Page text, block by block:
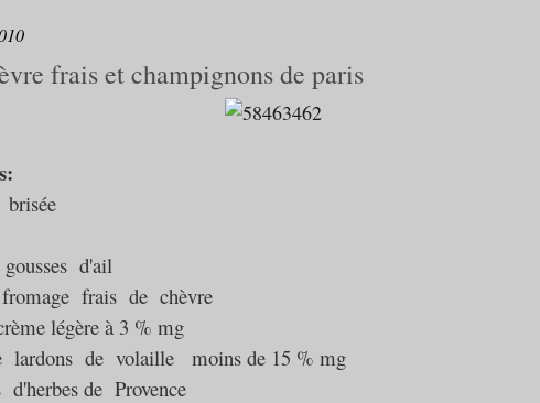
frais et champignons de paris
brisée
d'ail
frais de chèvre
légère à 3 % mg
lardons de volaille moins de 15 % mg
d'herbes de Provence